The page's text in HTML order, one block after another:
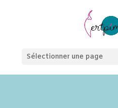
Sélectionner une page